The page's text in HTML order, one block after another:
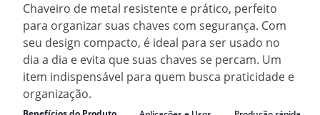
Chaveiro de metal resistente e prático, perfeito
para organizar suas chaves com segurança. Com
seu design compacto, é ideal para ser usado no
dia a dia e evita que suas chaves se percam. Um
item indispensável para quem busca praticidade e
organização.